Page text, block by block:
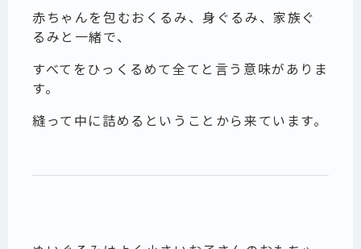
赤ちゃんを包むおくるみ、身ぐるみ、家族ぐ
るみと一緒で、
すべてをひっくるめて全てと言う意味がありま
す。
縫って中に詰めるということから来ています。